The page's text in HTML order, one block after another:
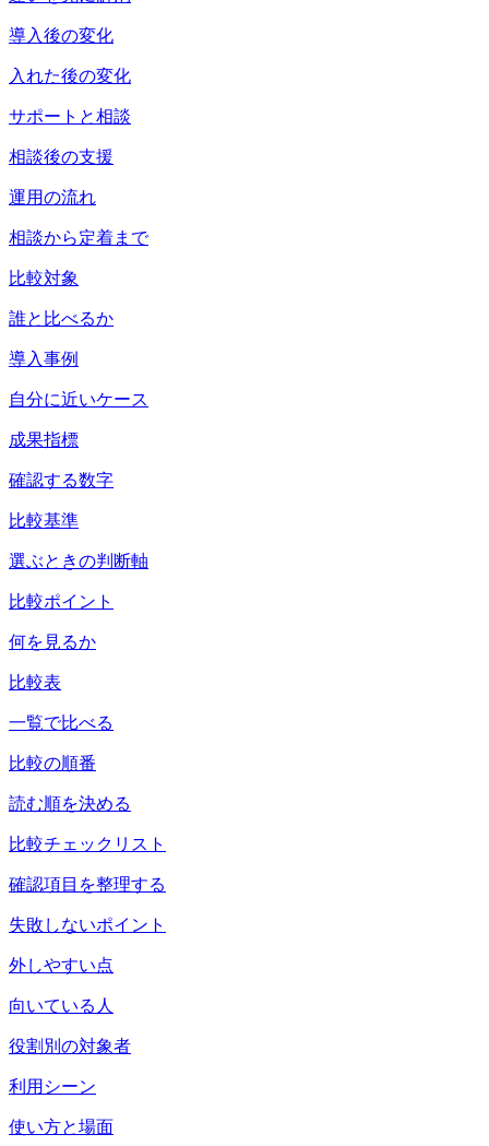
導入後の変化
入れた後の変化
サポートと相談
相談後の支援
運用の流れ
相談から定着まで
比較対象
誰と比べるか
導入事例
自分に近いケース
成果指標
確認する数字
比較基準
選ぶときの判断軸
比較ポイント
何を見るか
比較表
一覧で比べる
比較の順番
読む順を決める
比較チェックリスト
確認項目を整理する
失敗しないポイント
外しやすい点
向いている人
役割別の対象者
利用シーン
使い方と場面